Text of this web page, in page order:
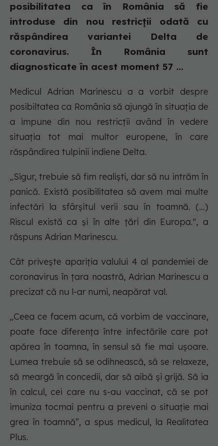
posibilitatea ca în România să fie
introduse din nou restricții odată cu
răspândirea variantei Delta de
coronavirus. În România sunt
diagnosticate în acest moment 57 ...
Medicul Adrian Marinescu a a vorbit despre
posibiltatea ca România să ajungă în situația de
a impune din nou restricții având în vedere
situația tot mai multor europene, în care
răspândirea tulpinii indiene Delta.
„Sigur, trebuie să fim realiști, dar să nu intrăm în
panică. Există posibilitatea să avem mai multe
infectări la sfârșitul verii sau în toamnă. (...)
Riscul există ca și în alte țări din Europa.", a
răspuns Adrian Marinescu.
Cât privește apariția valului 4 al pandemiei de
coronavirus în țara noastră, Adrian Marinescu a
precizat că nu l-ar numi, neapărat val.
„Ceea ce facem acum, că vorbim de vaccinare,
poate face diferența între infectările care pot
apărea în toamna, în sensul să fie mai ușoare.
Lumea trebuie să se odihnească, să se relaxeze,
să meargă în concedii, dar să aibă și grijă. Să ia
în calcul, cei care nu s-au vaccinat, că se pot
imuniza tocmai pentru a preveni o situație mai
grea în toamnă”, a spus medicul, la Realitatea
Plus.